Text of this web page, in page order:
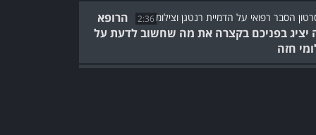
2:36
הרופא
יציג בפניכם בקצרה את מה שחשוב לדעת על
חזה